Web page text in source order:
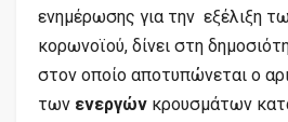
ενημέρωσης για την εξέλιξη
κορωνοϊού, δίνει στη
στον οποίο αποτυπώνεται ο
των ενεργών κρουσμάτων